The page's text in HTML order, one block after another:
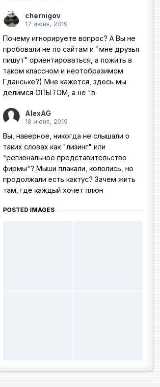
chernigov
17 июня, 2019
Почему игнорируете вопрос? А Вы не
пробовали не по сайтам и "мне друзья
пишут" ориентироваться, а пожить в
таком классном и неотобразимом
Гданське?) Мне кажется, здесь мы
делимся ОПЫТОМ, а не "в
AlexAG
18 июня, 2019
Вы, наверное, никогда не слышали о
таких словах как "лизинг" или
"региональное представительство
фирмы"? Мыши плакали, кололись, но
продолжали есть кактус? Зачем жить
там, где каждый хочет плюн
POSTED IMAGES